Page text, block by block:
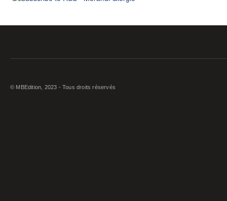
© MBEdition, 2023 - Tous droits réservés